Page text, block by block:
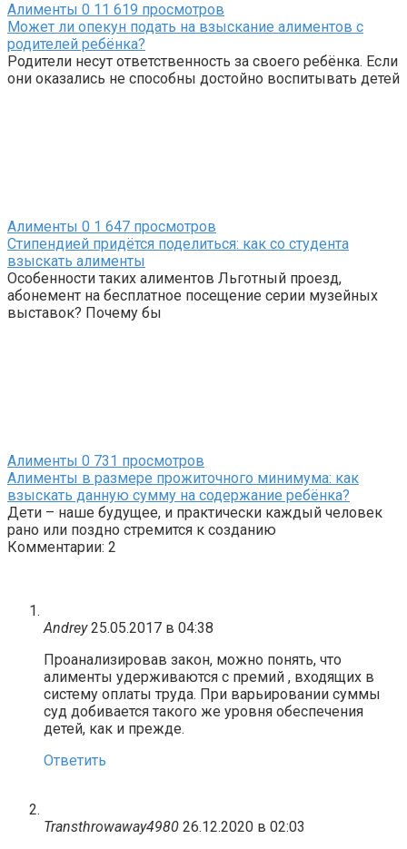
Алименты 0 11 619 просмотров
Может ли опекун подать на взыскание алиментов с
родителей ребёнка?
Родители несут ответственность за своего ребёнка. Если
они оказались не способны достойно воспитывать детей
Алименты 0 1 647 просмотров
Стипендией придётся поделиться: как со студента
взыскать алименты
Особенности таких алиментов Льготный проезд,
абонемент на бесплатное посещение серии музейных
выставок? Почему бы
Алименты 0 731 просмотров
Алименты в размере прожиточного минимума: как
взыскать данную сумму на содержание ребёнка?
Дети – наше будущее, и практически каждый человек
рано или поздно стремится к созданию
Комментарии: 2
Andrey 25.05.2017 в 04:38
Проанализировав закон, можно понять, что
алименты удерживаются с премий , входящих в
систему оплаты труда. При варьировании суммы
суд добивается такого же уровня обеспечения
детей, как и прежде.
Ответить
Transthrowaway4980 26.12.2020 в 02:03